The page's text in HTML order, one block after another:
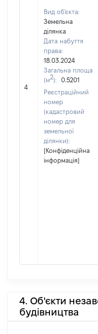
4
Вид об'єкта:
Земельна
ділянка
Дата набуття
права:
18.03.2024
Загальна площа
(м2):
0.5201
Реєстраційний
номер
(кадастровий
номер для
земельної
ділянки):
[Конфіденційна
інформація]
4. Об'єкти
будівництва